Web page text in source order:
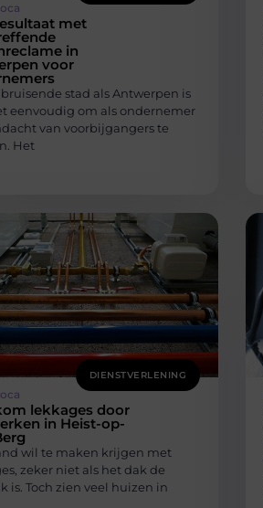
met
in
voor
stad als Antwerpen is
eenvoudig om als ondernemer
van voorbijgangers te
Het
DIENSTVERLENING
lekkages door
in Heist-op-
wil te maken krijgen met
zeker niet als het dak de
is. Toch zien veel huizen in